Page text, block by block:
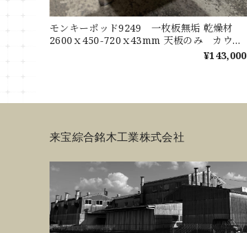
モンキーポッド9249 一枚板無垢 乾燥材
2600ｘ450-720ｘ43mm 天板のみ カウン
ター センターテーブル ダイニングテーブ
¥143,000
来宝綜合銘木工業株式会社